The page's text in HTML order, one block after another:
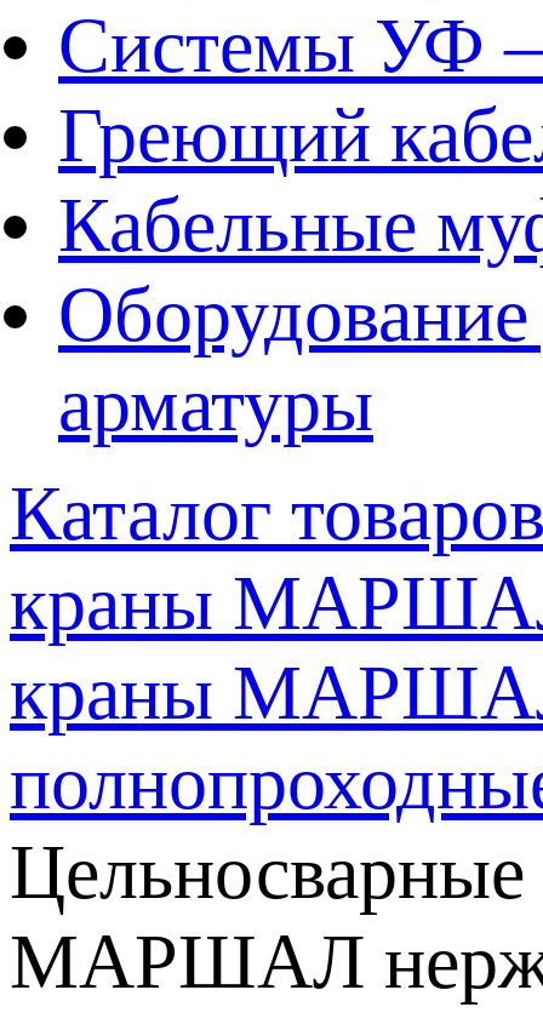
Системы УФ –
Греющий
Кабельные
арматуры
Каталог
краны
краны
МАРШАЛ